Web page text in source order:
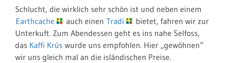
Schlucht, die wirklich sehr schön ist und neben einem
Earthcache
auch einen Tradi
bietet, fahren wir zur
Unterkuft. Zum Abendessen geht es ins nahe Selfoss,
das Kaffi Krús wurde uns empfohlen. Hier „gewöhnen“
wir uns gleich mal an die isländischen Preise.